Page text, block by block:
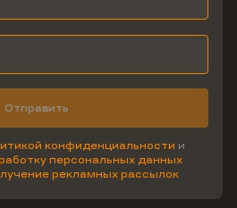
Отправить
конфиденциальности и
персональных данных
рекламных рассылок